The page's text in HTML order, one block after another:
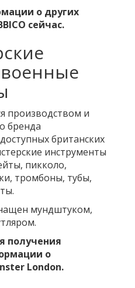
о других
сейчас.
производством и
бренда
британских
инструменты
пикколо,
тромбоны, тубы,
мундштуком,
получения
о
London.